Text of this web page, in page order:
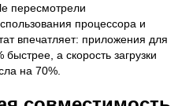
пересмотрели
процессора и
впечатляет: приложения для
быстрее, а скорость загрузки
на 70%.